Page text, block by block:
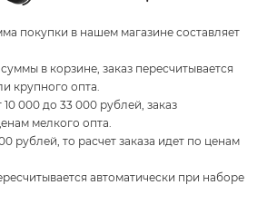
покупки в нашем магазине составляет
в корзине, заказ пересчитывается
крупного опта.
000 до 33 000 рублей, заказ
мелкого опта.
рублей, то расчет заказа идет по ценам
автоматически при наборе